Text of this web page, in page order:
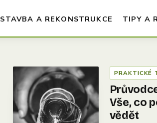
STAVBA A REKONSTRUKCE TIPY A
Vše, co
vědět
PRAKTICKÉ